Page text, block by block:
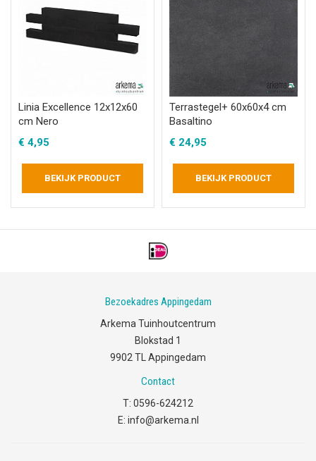
Linia Excellence 12x12x60
cm Nero
€ 4,95
BEKIJK PRODUCT
Terrastegel+ 60x60x4 cm
Basaltino
€ 24,95
BEKIJK PRODUCT
Bezoekadres Appingedam
Arkema Tuinhoutcentrum
Blokstad 1
9902 TL Appingedam
Contact
T: 0596-624212
E: info@arkema.nl